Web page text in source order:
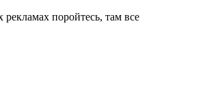
поройтесь, там все